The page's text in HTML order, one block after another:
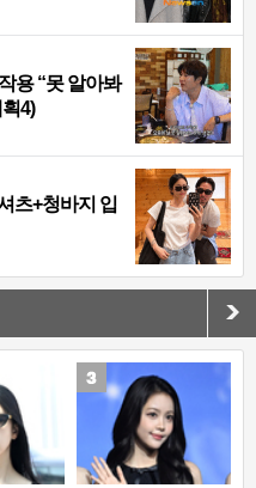
용 “못 알아봐
4)
츠+청바지 입